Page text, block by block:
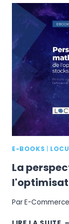
E-BOOKS
La
ParE-